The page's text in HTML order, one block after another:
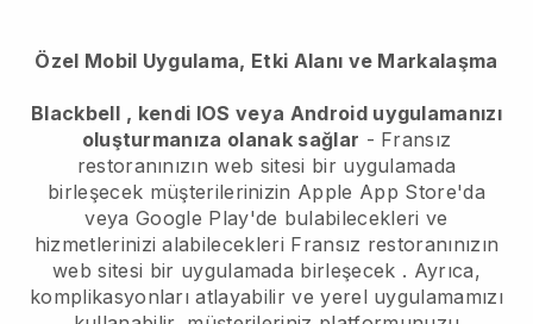
Özel Mobil Uygulama, Etki Alanı ve Markalaşma
Blackbell , kendi IOS veya Android uygulamanızı
oluşturmanıza olanak sağlar - Fransız
restoranınızın web sitesi bir uygulamada
birleşecek müşterilerinizin Apple App Store'da
veya Google Play'de bulabilecekleri ve
hizmetlerinizi alabilecekleri Fransız restoranınızın
web sitesi bir uygulamada birleşecek . Ayrıca,
komplikasyonları atlayabilir ve yerel uygulamamızı